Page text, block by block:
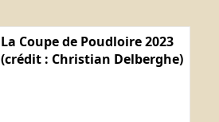
La Coupe de Poudloire 2023
(crédit : Christian Delberghe)